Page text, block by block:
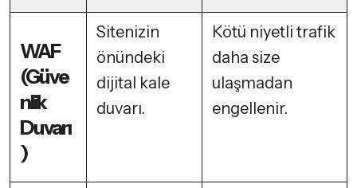
WAF
(Güve
nlik
Duvarı
)
Sitenizin
önündeki
dijital kale
duvarı.
Kötü niyetli trafik
daha size
ulaşmadan
engellenir.